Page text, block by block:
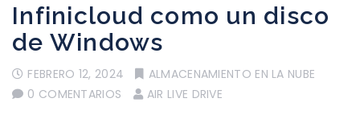
Infinicloud como un disco
de Windows
FEBRERO 12, 2024
ALMACENAMIENTO EN LA NUBE
0 COMENTARIOS
AIR LIVE DRIVE